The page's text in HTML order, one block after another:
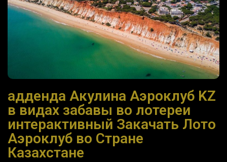
адденда Акулина Аэроклуб KZ
в видах забавы во лотереи
интерактивный Закачать Лото
Аэроклуб во Стране
Казахстане